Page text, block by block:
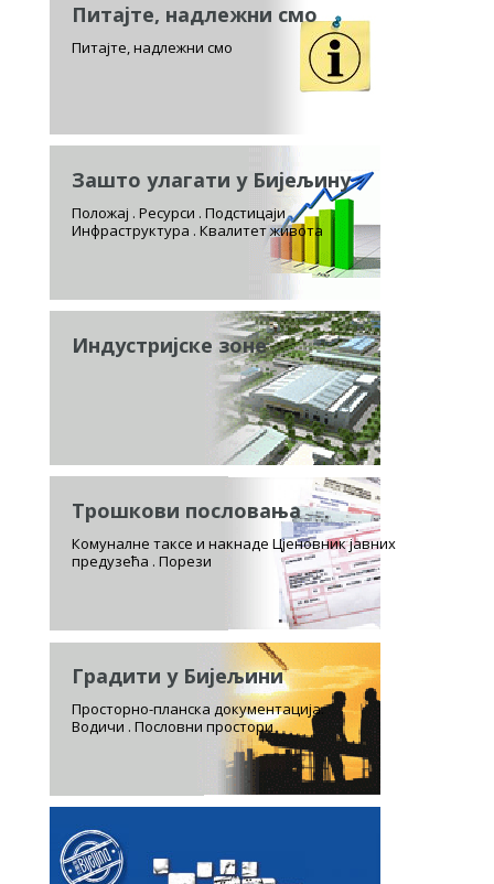
Питајте, надлежни смо
Питајте, надлежни смо
Зашто улагати у Бијељину
Положај . Ресурси . Подстицаји
Инфраструктура . Квалитет живота
Индустријске зоне
Трошкови пословања
Комуналне таксе и накнаде Цјеновник јавних
предузећа . Порези
Градити у Бијељини
Просторно-планска документација.
Водичи . Пословни простори